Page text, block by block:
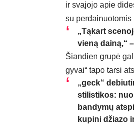
ir svajojo apie
su
„Tąkart
vieną dainą,“
Šiandien grupė
gyvai“ tapo tarsi
„geck“
stilistikos:
bandymų
kupini džiazo